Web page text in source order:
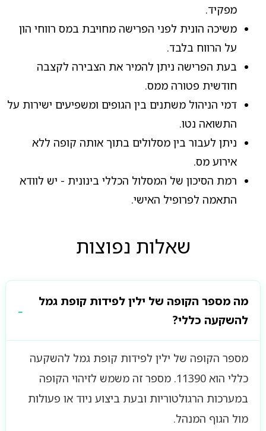
מפקיד.
משיכה הונית לפני הפרישה מחויבת במס רווחי הון
על הרווח בלבד.
בעת הפרישה ניתן להמיר את הצבירה לקצבה
חודשית פטורה ממס.
דמי הניהול משתנים בין הגופים ומשפיעים ישירות על
התשואה נטו.
ניתן לעבור בין מסלולים בתוך אותה קופה ללא
אירוע מס.
רמת הסיכון של המסלול הכללי בינונית - יש לוודא
התאמה לפרופיל האישי.
שאלות נפוצות
מה מספר הקופה של ילין לפידות קופת גמל
להשקעה כללי?
מספר הקופה של ילין לפידות קופת גמל להשקעה
כללי הוא 11390. מספר זה משמש לזיהוי הקופה
במערכות הרגולטוריות ובעת ביצוע ניוד או פעולות
מול הגוף המנהל.